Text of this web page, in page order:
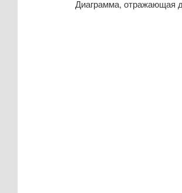
Диаграмма, отражающая